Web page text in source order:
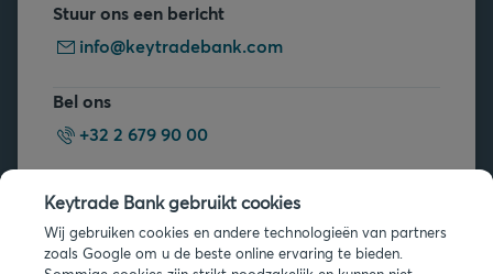
Stuur ons een bericht
info@keytradebank.com
Bel ons
+32 2 679 90 00
Veelgestelde vragen
Keytrade Bank gebruikt cookies
Wij gebruiken cookies en andere technologieën van partners
zoals Google om u de beste online ervaring te bieden.